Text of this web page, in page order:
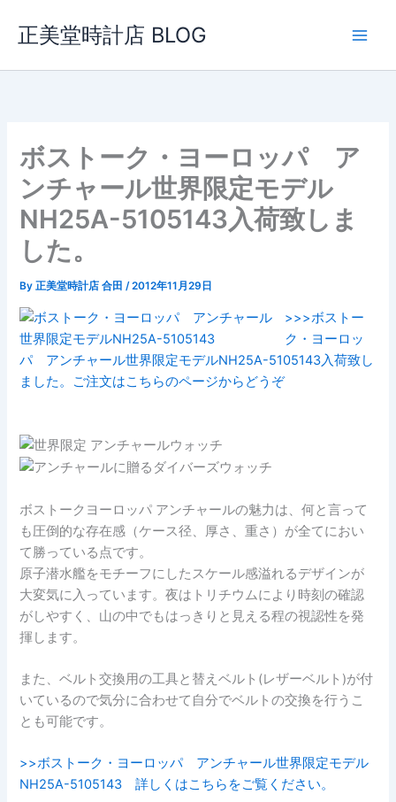
ス
正美堂時計店 BLOG
ボストーク・ヨーロッパ ア
ンチャール世界限定モデル
NH25A-5105143入荷致しま
した。
By正美堂時計店 合田/2012年11月29日
>>>ボストー
ク・ヨーロッ
パ アンチャール世界限定モデルNH25A-5105143入荷致し
ました。ご注文はこちらのページからどうぞ
ボストークヨーロッパ アンチャールの魅力は、何と言って
も圧倒的な存在感（ケース径、厚さ、重さ）が全てにおい
て勝っている点です。
原子潜水艦をモチーフにしたスケール感溢れるデザインが
大変気に入っています。夜はトリチウムにより時刻の確認
がしやすく、山の中でもはっきりと見える程の視認性を発
揮します。
また、ベルト交換用の工具と替えベルト(レザーベルト)が付
いているので気分に合わせて自分でベルトの交換を行うこ
とも可能です。
>>ボストーク・ヨーロッパ アンチャール世界限定モデル
NH25A-5105143 詳しくはこちらをご覧ください。